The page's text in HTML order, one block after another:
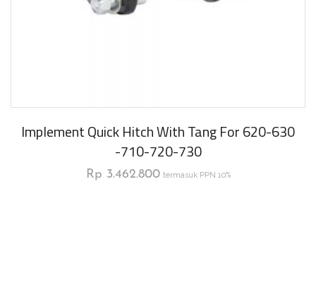
Implement Quick Hitch With Tang For 620-630
-710-720-730
Rp 3.462.800 termasuk PPN 10%